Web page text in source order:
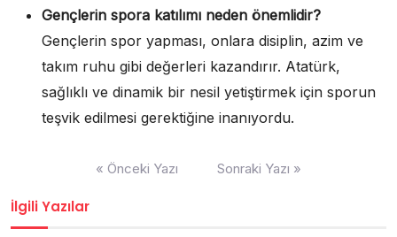
Gençlerin spora katılımı neden önemlidir?
Gençlerin spor yapması, onlara disiplin, azim ve
takım ruhu gibi değerleri kazandırır. Atatürk,
sağlıklı ve dinamik bir nesil yetiştirmek için sporun
teşvik edilmesi gerektiğine inanıyordu.
« Önceki Yazı Sonraki Yazı »
İlgili Yazılar